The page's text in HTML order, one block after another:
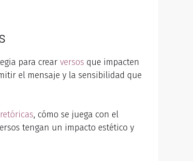
para crear versos que impacten
el mensaje y la sensibilidad que
, cómo se juega con el
tengan un impacto estético y